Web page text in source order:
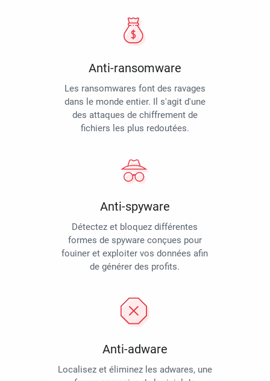
Anti-ransomware
Les ransomwares font des ravages
dans le monde entier. Il s'agit d'une
des attaques de chiffrement de
fichiers les plus redoutées.
Anti-spyware
Détectez et bloquez différentes
formes de spyware conçues pour
fouiner et exploiter vos données afin
de générer des profits.
Anti-adware
Localisez et éliminez les adwares, une